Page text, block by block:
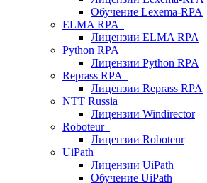
Обучение Lexema-RPA
ELMA RPA
Лицензии ELMA RPA
Python RPA
Лицензии Python RPA
Reprass RPA
Лицензии Reprass RPA
NTT Russia
Лицензии Windirector
Roboteur
Лицензии Roboteur
UiPath
Лицензии UiPath
Обучение UiPath